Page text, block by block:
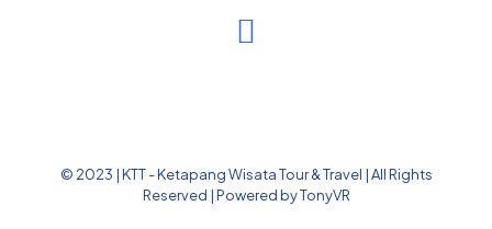
© 2023 | KTT - Ketapang Wisata Tour & Travel | All Rights
Reserved | Powered by TonyVR